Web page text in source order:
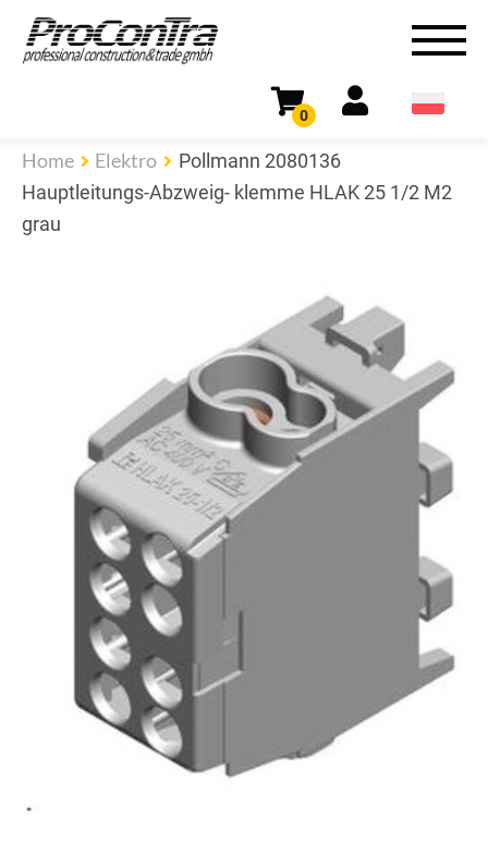
0
Home Elektro
Pollmann 2080136
Hauptleitungs-Abzweig- klemme HLAK 25 1/2 M2
grau